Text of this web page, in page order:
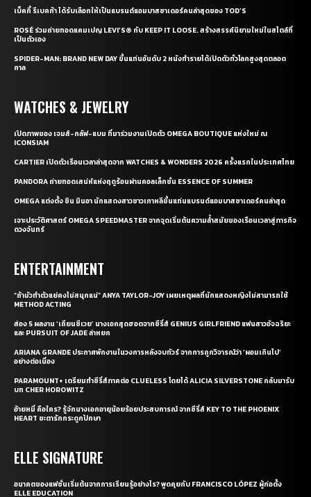
เบ็คกี้ รีเบคก้า ได้รับเลือกให้เป็นแบรนด์แอมบาสซาเดอร์คนล่าสุดของ TOD’S
ROSÉ ร่วมถ่ายทอดแคมเปญ LEVI’S® กับ KEEP IT LOOSE. สร้างสรรค์นิยามใหม่ในสไตล์ที่
เป็นตัวเอง
SPIDER-MAN: BRAND NEW DAY ขึ้นแท่นอันดับ 2 หนังทำรายได้เปิดตัวทั่วโลกสูงสุดตลอด
กาล
WATCHES & JEWELRY
เปิดภาพของ เจมส์-กลัฟ-แบม ที่มาร่วมงานเปิดตัว OMEGA BOUTIQUE แห่งใหม่ ณ
ICONSIAM
CARTIER เปิดตัวเรือนเวลาล่าสุดจาก WATCHES & WONDERS 2026 ครั้งแรกในประเทศไทย
PANDORA ถ่ายทอดเสน่ห์แห่งฤดูร้อนผ่านคอลเล็กชั่น ESSENCE OF SUMMER
OMEGA แต่งตั้ง ชิน มินอา นักแสดงสาวชาวเกาหลีขึ้นแท่นแบรนด์แอมบาสซาเดอร์คนล่าสุด
เจาะประวัติศาสตร์ OMEGA SPEEDMASTER จากจุดเริ่มต้นความล้ำสมัยของเรือนเวลาสู่ภารกิจ
ดวงจันทร์
ENTERTAINMENT
“ถ้ามัวทำตัวแย่คงไม่สนุกแน่” ANYA TAYLOR-JOY เผยเหตุผลที่นักแสดงหญิงไม่สามารถใช้
METHOD ACTING
ส่อง 5 ผลงาน ‘เถียนซีเวย’ นางเอกสุดฮอตจากซีรี่ส์ GENIUS GIRLFRIEND แฟนสาวอัจฉริยะ
และ PURSUIT OF JADE ล่าหยก
ARIANA GRANDE ประกาศพักงานในวงการหลังจบทัวร์ จากการถูกวิจารณ์ว่า ‘ผอมเกินไป’
อย่างต่อเนื่อง
PARAMOUNT+ เตรียมทำซีรี่ส์ภาคต่อ CLUELESS โดยได้ ALICIA SILVERSTONE กลับมารับ
บท CHER HOROWITZ
อ้ายหมี่ คือใคร? รู้จักนางเอกอายุน้อยร้อยประสบการณ์ จากซีรี่ส์ KEY TO THE PHOENIX
HEART ชะตารักกระดูกปักษา
ELLE SIGNATURE
อนาคตของแฟชั่นเริ่มต้นจากการเรียนรู้อย่างไร? พูดคุยกับ FRANCISCO LÓPEZ ผู้ก่อตั้ง
ELLE EDUCATION